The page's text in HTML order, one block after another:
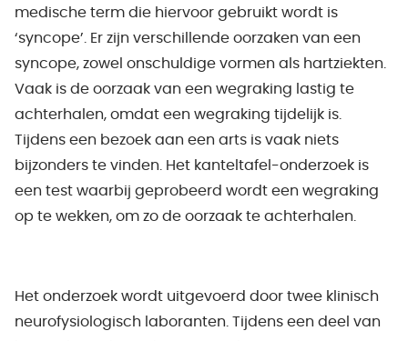
medische term die hiervoor gebruikt wordt is
‘syncope’. Er zijn verschillende oorzaken van een
syncope, zowel onschuldige vormen als hartziekten.
Vaak is de oorzaak van een wegraking lastig te
achterhalen, omdat een wegraking tijdelijk is.
Tijdens een bezoek aan een arts is vaak niets
bijzonders te vinden. Het kanteltafel-onderzoek is
een test waarbij geprobeerd wordt een wegraking
op te wekken, om zo de oorzaak te achterhalen.
Het onderzoek wordt uitgevoerd door twee klinisch
neurofysiologisch laboranten. Tijdens een deel van